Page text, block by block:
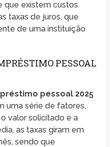
que existem custos
taxas de juros, que
de uma instituição
PESSOAL
pessoal 2025
uma série de fatores,
valor solicitado e a
as taxas giram em
sendo que